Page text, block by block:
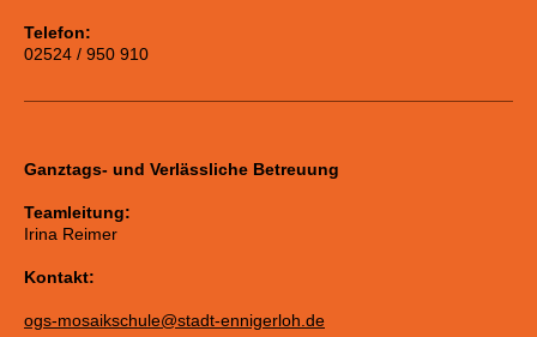
Telefon:
02524 / 950 910
Ganztags- und Verlässliche Betreuung
Teamleitung:
Irina Reimer
Kontakt:
ogs-mosaikschule@stadt-ennigerloh.de